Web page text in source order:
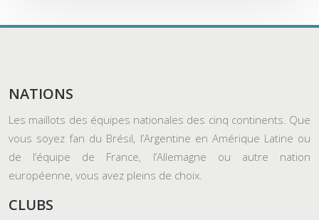
NATIONS
Les maillots des équipes nationales des cinq continents. Que
vous soyez fan du Brésil, l’Argentine en Amérique Latine ou
de l’équipe de France, l’Allemagne ou autre nation
européenne, vous avez pleins de choix.
CLUBS